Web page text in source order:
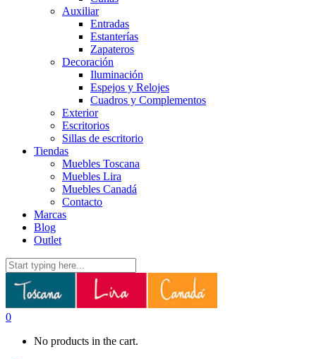
Auxiliar
Entradas
Estanterías
Zapateros
Decoración
Iluminación
Espejos y Relojes
Cuadros y Complementos
Exterior
Escritorios
Sillas de escritorio
Tiendas
Muebles Toscana
Muebles Lira
Muebles Canadá
Contacto
Marcas
Blog
Outlet
0
No products in the cart.